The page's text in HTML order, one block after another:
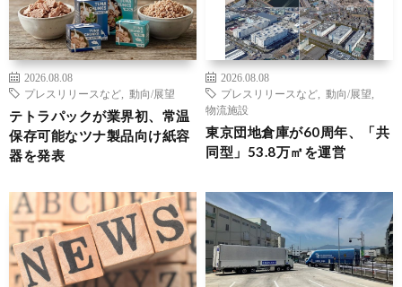
2026.08.08
プレスリリースなど
動向/展望
テトラパックが業界初、常温
保存可能なツナ製品向け紙容
器を発表
2026.08.08
プレスリリースなど
動向/展望
物流施設
東京団地倉庫が60周年、「共
同型」53.8万㎡を運営